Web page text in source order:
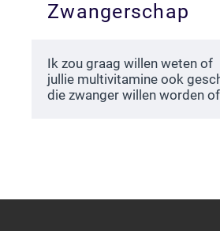
Zwangerschap
Ik zou graag willen weten of
jullie multivitamine ook
die zwanger willen worden